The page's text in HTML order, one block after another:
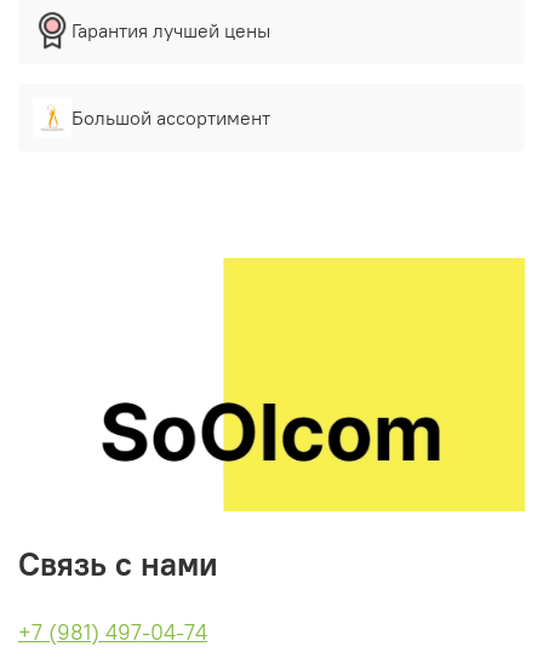
Гарантия лучшей цены
Большой ассортимент
Связь с нами
+7 (981) 497-04-74